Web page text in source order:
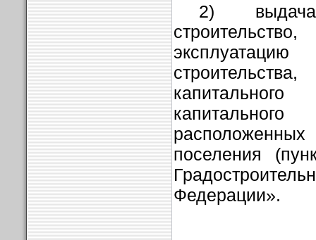
2)
поселения
Федерации».